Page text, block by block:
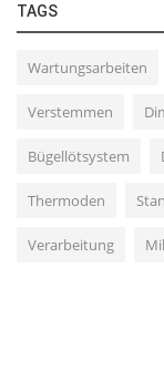
TAGS
Wartungsarbeiten
Verstemmen
Bügellötsystem
Thermoden
Verarbeitung